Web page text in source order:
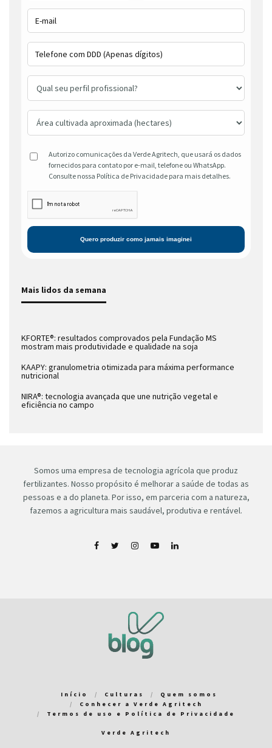
Autorizo comunicações da Verde Agritech, que usará os dados
fornecidos para contato por e-mail, telefone ou WhatsApp.
Consulte nossa Política de Privacidade para mais detalhes.
Mais lidos da semana
KFORTE®: resultados comprovados pela Fundação MS
mostram mais produtividade e qualidade na soja
KAAPY: granulometria otimizada para máxima performance
nutricional
NIRA®: tecnologia avançada que une nutrição vegetal e
eficiência no campo
Somos uma empresa de tecnologia agrícola que produz
fertilizantes. Nosso propósito é melhorar a saúde de todas as
pessoas e a do planeta. Por isso, em parceria com a natureza,
fazemos a agricultura mais saudável, produtiva e rentável.
Início Culturas
Quem somos
Conhecer a Verde Agritech
Termos de uso e Política de Privacidade
Verde Agritech